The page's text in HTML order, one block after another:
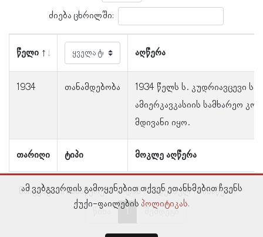
ძიება ცხრილში:
წელი აღწერა
თარიღი ტიპი მოკლე აღწერა
1934 თანამდებობა
1934 წელს ს. კუდრიავცევი
ამიერკავკასიის სამხარეო
მდივანი იყო.
ნაჩვენებია ჩანაწერები 1–დან 1–მდე, სულ 1 ჩანაწერი
წინა
შემდეგი
ამ ვებგვერდის გამოყენებით თქვენ ეთანხმებით ჩვენს
ქუქი-ფაილების პოლიტიკას.